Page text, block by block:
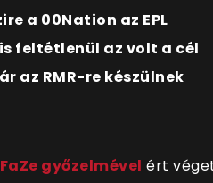
a 00Nation az EPL
feltétlenül az volt a cél
az RMR-re készülnek
FaZe győzelmével ért